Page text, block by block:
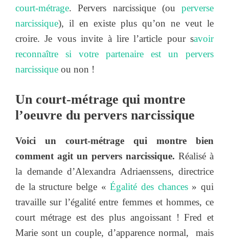
court-métrage. Pervers narcissique (ou perverse
narcissique), il en existe plus qu’on ne veut le
croire. Je vous invite à lire l’article pour savoir
reconnaître si votre partenaire est un pervers
narcissique ou non !
Un court-métrage qui montre
l’oeuvre du pervers narcissique
Voici un court-métrage qui montre bien
comment agit un pervers narcissique. Réalisé à
la demande d’Alexandra Adriaenssens, directrice
de la structure belge «Égalité des chances» qui
travaille sur l’égalité entre femmes et hommes, ce
court métrage est des plus angoissant ! Fred et
Marie sont un couple, d’apparence normal, mais